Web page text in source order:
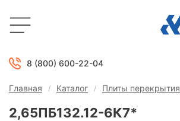
8 (800) 600-22-04
Главная Каталог Плиты перекрытия
2,65ПБ132.12-6К7*